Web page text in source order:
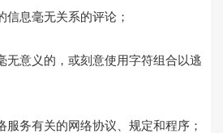
信息毫无关系的评论；
无意义的，或刻意使用字符组合以逃
服务有关的网络协议、规定和程序；